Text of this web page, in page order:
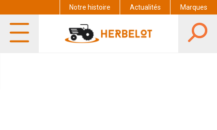
Notre histoire Actualités Marques